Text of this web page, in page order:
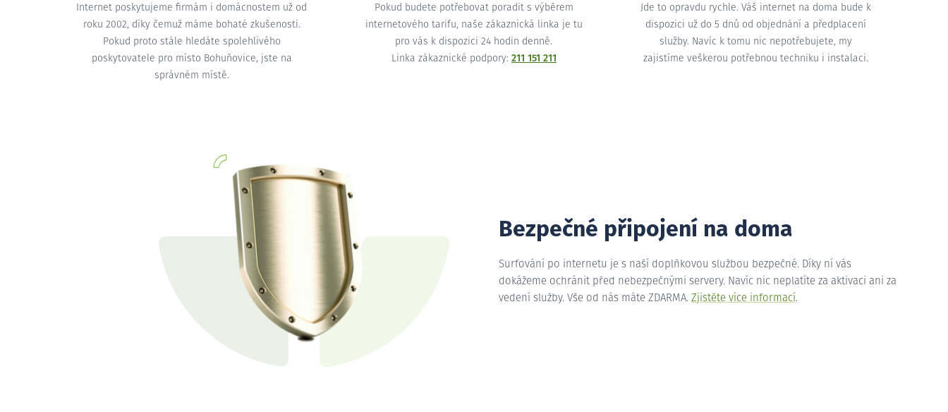
Internet poskytujeme firmám i domácnostem už od
roku 2002, díky čemuž máme bohaté zkušenosti.
Pokud proto stále hledáte spolehlivého
poskytovatele pro místo Bohuňovice, jste na
správném místě.
Pokud budete potřebovat poradit s výběrem
internetového tarifu, naše zákaznická linka je tu
pro vás k dispozici 24 hodin denně.
Linka zákaznické podpory: 211 151 211
Jde to opravdu rychle. Váš internet na doma bude k
dispozici už do 5 dnů od objednání a předplacení
služby. Navíc k tomu nic nepotřebujete, my
zajistíme veškerou potřebnou techniku i instalaci.
Bezpečné připojení na doma
Surfování po internetu je s naší doplňkovou službou bezpečné. Díky ní vás
dokážeme ochránit před nebezpečnými servery. Navíc nic neplatíte za aktivaci ani za
vedení služby. Vše od nás máte ZDARMA. Zjistěte více informací.